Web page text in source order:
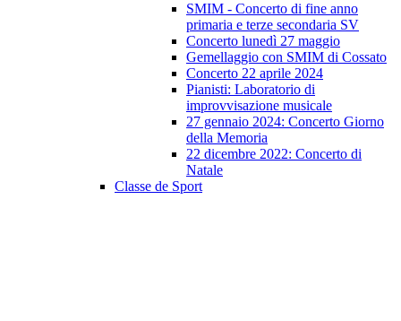
SMIM - Concerto di fine anno
primaria e terze secondaria SV
Concerto lunedì 27 maggio
Gemellaggio con SMIM di Cossato
Concerto 22 aprile 2024
Pianisti: Laboratorio di
improvvisazione musicale
27 gennaio 2024: Concerto Giorno
della Memoria
22 dicembre 2022: Concerto di
Natale
Classe de Sport